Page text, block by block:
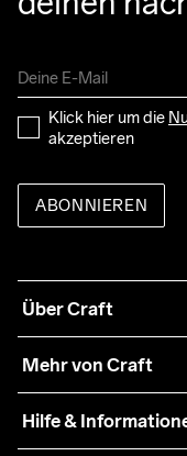
Klick hier um die
akzeptieren
ABONNIEREN
Über Craft
Nachhaltigkeit
Mehr von Craft
Teamwear
Hilfe &